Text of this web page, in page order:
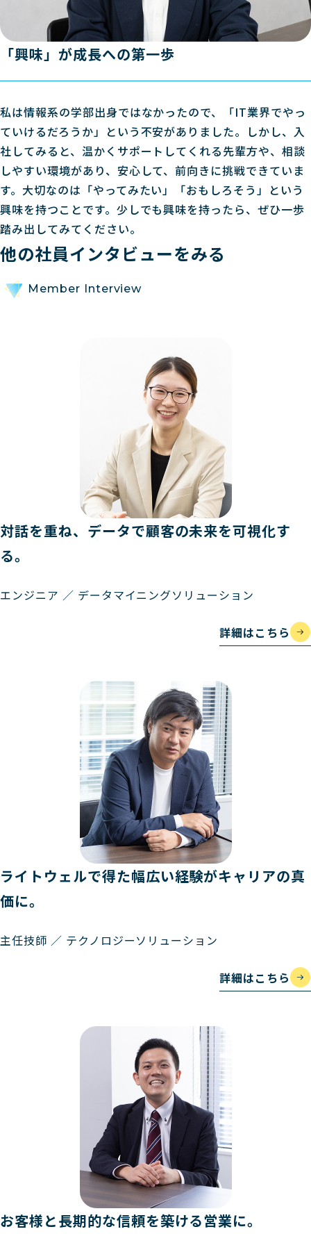
「興味」が成長への第一歩
私は情報系の学部出身ではなかったので、「IT業界でやっ
ていけるだろうか」という不安がありました。しかし、入
社してみると、温かくサポートしてくれる先輩方や、相談
しやすい環境があり、安心して、前向きに挑戦できていま
す。大切なのは「やってみたい」「おもしろそう」という
興味を持つことです。少しでも興味を持ったら、ぜひ一歩
踏み出してみてください。
他の社員インタビューをみる
Member Interview
対話を重ね、データで顧客の未来を可視化す
る。
エンジニア ／ データマイニングソリューション
詳細はこちら
ライトウェルで得た幅広い経験がキャリアの真
価に。
主任技師 ／ テクノロジーソリューション
詳細はこちら
お客様と長期的な信頼を築ける営業に。